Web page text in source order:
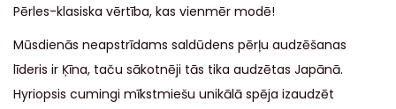
Pērles-klasiska vērtība, kas vienmēr modē!
Mūsdienās neapstrīdams saldūdens pērļu audzēšanas
līderis ir Ķīna, taču sākotnēji tās tika audzētas Japānā.
Hyriopsis cumingi mīkstmiešu unikālā spēja izaudzēt